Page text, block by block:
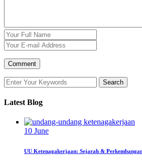
Latest Blog
10 June
UU Ketenagakerjaan: Sejarah &